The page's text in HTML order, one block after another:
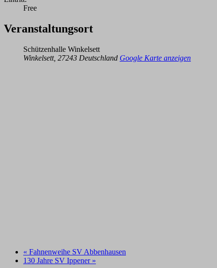
Free
Veranstaltungsort
Schützenhalle Winkelsett
Winkelsett, 27243 Deutschland Google Karte anzeigen
« Fahnenweihe SV Abbenhausen
130 Jahre SV Ippener »